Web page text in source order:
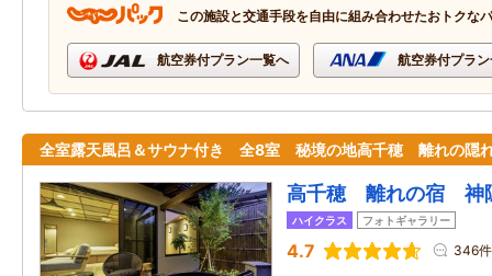
この施設と交通手段を自由に組み合わせたおトクな
航空券付プラン一覧へ 航空券付プラ
全室露天風呂＆サウナ付き 全8室 秘境の地高千穂 離れの隠
高千穂 離れの宿 神
ハイクラス フォトギャラリー
4.7 346件